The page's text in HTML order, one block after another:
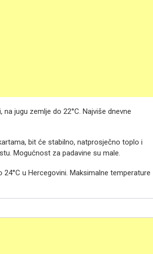
jugu zemlje do 22°C. Najviše dnevne
bit će stabilno, natprosječno toplo i
Mogućnost za padavine su male.
u Hercegovini. Maksimalne temperature